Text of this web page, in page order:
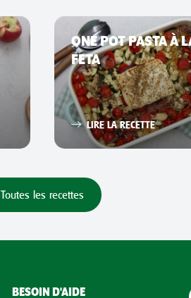
ONE POT PASTA À
FETA
LIRE LA RECETTE
Toutes les recettes
BESOIN D'AIDE